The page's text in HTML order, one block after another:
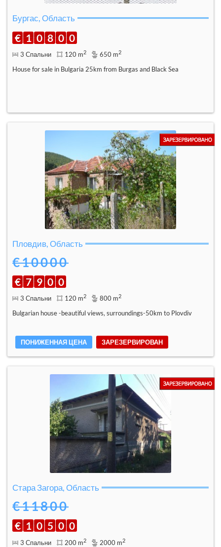
Бургас, Область
€ 1 0 8 0 0
3 Спальни 120 m2 650 m2
House for sale in Bulgaria 25km from Burgas and Black Sea
Пловдив, Область
€10000
€ 7 9 0 0
3 Спальни 120 m2 800 m2
Bulgarian house -beautiful views, surroundings-50km to Plovdiv
ПОНИЖЕННАЯ ЦЕНА ЗАРЕЗЕРВИРОВАН
Стара Загора, Область
€11800
€ 1 0 5 0 0
3 Спальни 200 m2 2000 m2